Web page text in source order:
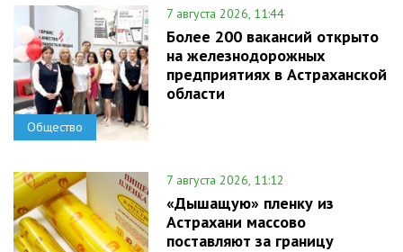
Общество
7 августа 2026, 11:44
Более 200 вакансий открыто
на железнодорожных
предприятиях в Астраханской
области
7 августа 2026, 11:12
«Дышащую» пленку из
Астрахани массово
поставляют за границу